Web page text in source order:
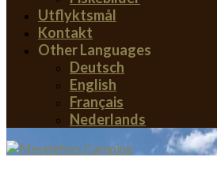
Utflyktsmål
Kontakt
Other Languages
Deutsch
English
Français
Nederlands